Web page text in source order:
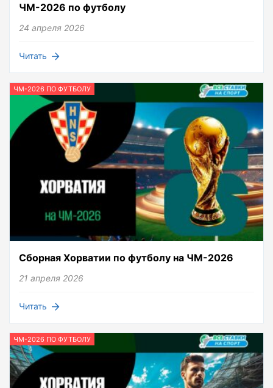
ЧМ-2026 по футболу
24 апреля 2026
Читать
ЧМ-2026 ПО ФУТБОЛУ
Сборная Хорватии по футболу на ЧМ-2026
21 апреля 2026
Читать
ЧМ-2026 ПО ФУТБОЛУ